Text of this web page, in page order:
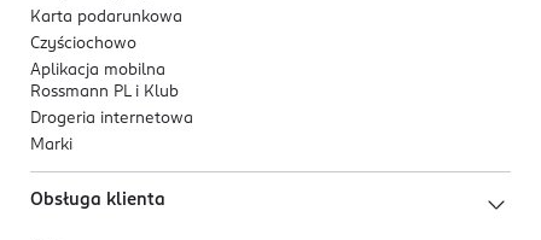
Karta podarunkowa
Czyściochowo
Aplikacja mobilna
Rossmann PL i Klub
Drogeria internetowa
Marki
Obsługa klienta